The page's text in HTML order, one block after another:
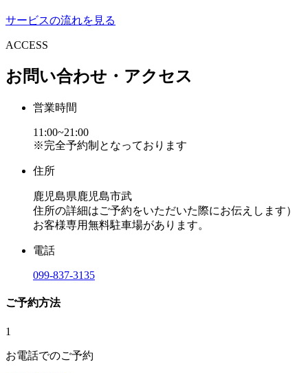
サービスの流れを見る
ACCESS
お問い合わせ・アクセス
営業時間
11:00~21:00
※完全予約制となっております
住所
鹿児島県鹿児島市武
住所の詳細はご予約をいただいた際にお伝えします）
お客様専用無料駐車場があります。
電話
099-837-3135
ご予約方法
1
お電話でのご予約